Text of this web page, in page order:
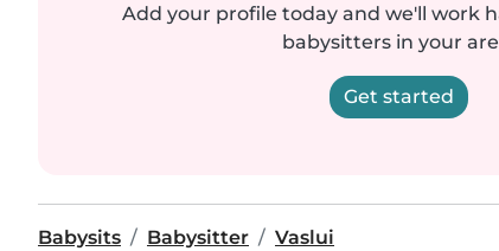
Add your profile today and we'll work
babysitters in your
Get started
Babysits Babysitter Vaslui